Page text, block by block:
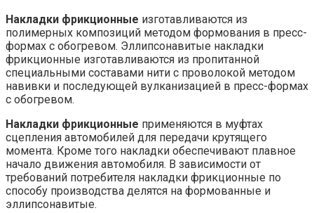
Накладки фрикционные изготавливаются из
полимерных композиций методом формования в пресс-
формах с обогревом. Эллипсонавитые накладки
фрикционные изготавливаются из пропитанной
специальными составами нити с проволокой методом
навивки и последующей вулканизацией в пресс-формах
с обогревом.
Накладки фрикционные применяются в муфтах
сцепления автомобилей для передачи крутящего
момента. Кроме того накладки обеспечивают плавное
начало движения автомобиля. В зависимости от
требований потребителя накладки фрикционные по
способу производства делятся на формованные и
эллипсонавитые.